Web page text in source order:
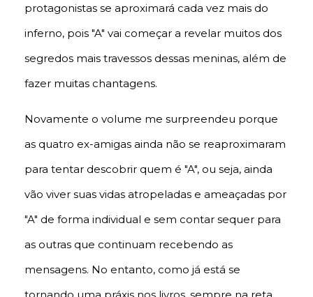
protagonistas se aproximará cada vez mais do
inferno, pois "A" vai começar a revelar muitos dos
segredos mais travessos dessas meninas, além de
fazer muitas chantagens.
Novamente o volume me surpreendeu porque
as quatro ex-amigas ainda não se reaproximaram
para tentar descobrir quem é "A", ou seja, ainda
vão viver suas vidas atropeladas e ameaçadas por
"A" de forma individual e sem contar sequer para
as outras que continuam recebendo as
mensagens. No entanto, como já está se
tornando uma práxis nos livros, sempre na reta